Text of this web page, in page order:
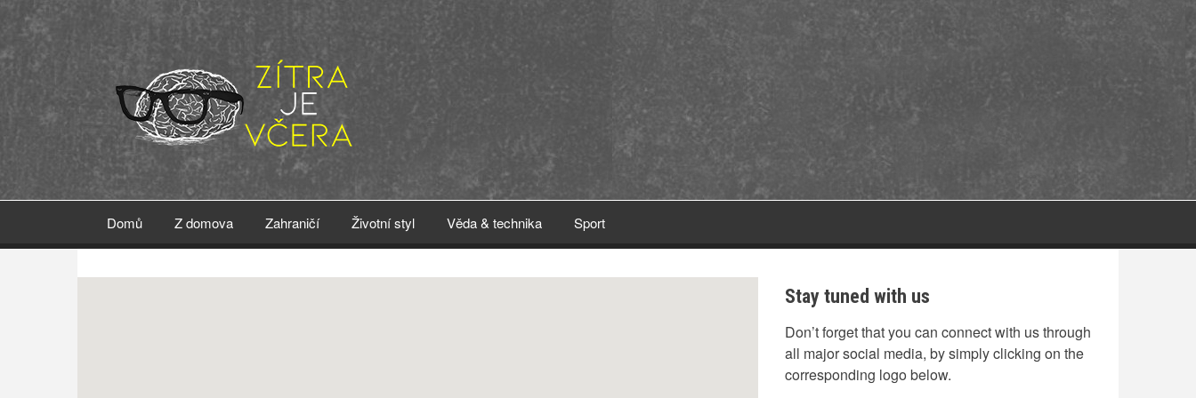
hlavnímu
Domů Z domova Zahraničí Životní styl Věda & technika Sport
Stay tuned with us
Don’t forget that you can connect with us through
all major social media, by simply clicking on the
corresponding logo below.